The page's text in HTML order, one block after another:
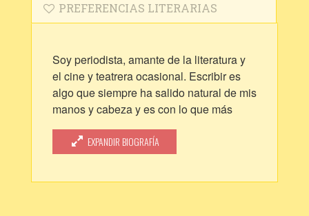
PREFERENCIAS LITERARIAS
Soy periodista, amante de la literatura y
el cine y teatrera ocasional. Escribir es
algo que siempre ha salido natural de mis
manos y cabeza y es con lo que más
disfruto dedicándome, de manera
profesional y como afición.
EXPANDIR BIOGRAFÍA